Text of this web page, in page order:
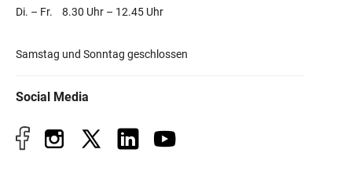
Di. – Fr. 8.30 Uhr – 12.45 Uhr
Samstag und Sonntag geschlossen
Social Media